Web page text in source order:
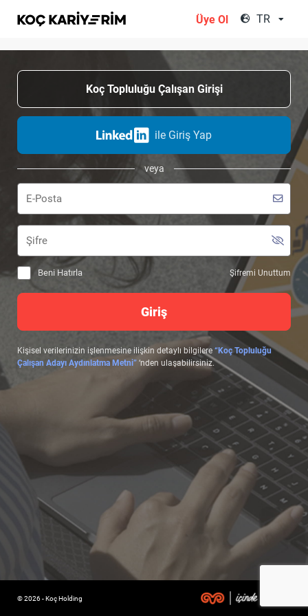
Üye Ol TR
Koç Topluluğu Çalışan Girişi
ile Giriş Yap
veya
Beni Hatırla Şifremi Unuttum
Giriş
Kişisel verilerinizin işlenmesine ilişkin detaylı bilgilere “Koç Topluluğu
Çalışan Adayı Aydınlatma Metni” ‘nden ulaşabilirsiniz.
© 2026 - Koç Holding